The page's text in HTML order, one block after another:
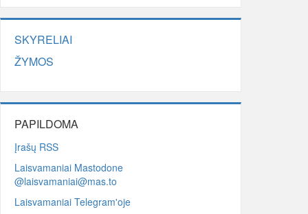
SKYRELIAI
ŽYMOS
PAPILDOMA
Įrašų RSS
Laisvamaniai Mastodone
@laisvamaniai@mas.to
Laisvamaniai Telegram'oje